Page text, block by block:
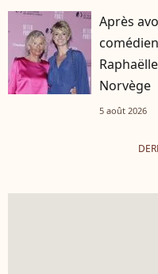
Après
Norvège
5 août 2026